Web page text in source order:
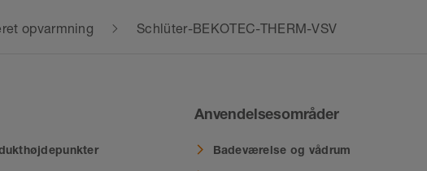
opvarmning Schlüter-BEKOTEC-THERM-VSV
Anvendelsesområder
Badeværelse og vådrum